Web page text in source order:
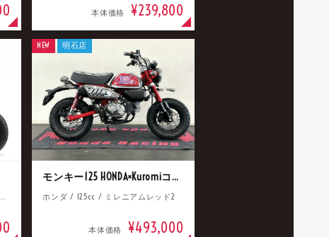
本体価格 ¥239,800
ホンダ / 160cc / パールスモーキーグレー
モンキー125 HONDA×Kuromiコラボ
ホンダ / 125cc / ミレニアムレッド2
本体価格 ¥493,000
NEW 明石店